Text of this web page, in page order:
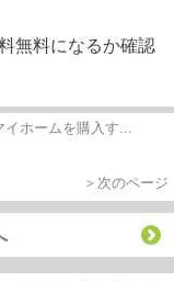
無料になるか確認
イホームを購入す...
＞次のページ